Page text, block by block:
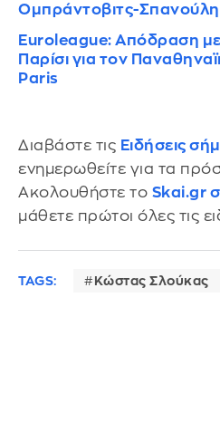
Ομπράντοβιτς-Σπανούλη
Euroleague: Απόδραση
Παρίσι για τον
Paris
Διαβάστε τις Ειδήσεις
ενημερωθείτε για τα
Ακολουθήστε το Skai.gr
μάθετε πρώτοι όλες τις
TAGS: Κώστας Σλούκας